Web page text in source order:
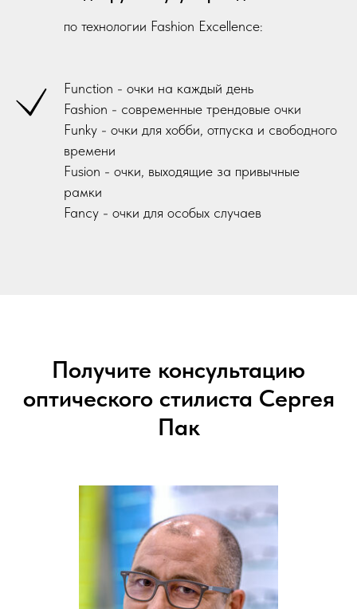
по технологии Fashion Excellence:
Function - очки на каждый день
Fashion - современные трендовые очки
Funky - очки для хобби, отпуска и свободного
времени
Fusion - очки, выходящие за привычные
рамки
Fancy - очки для особых случаев
Получите консультацию
оптического стилиста Сергея
Пак